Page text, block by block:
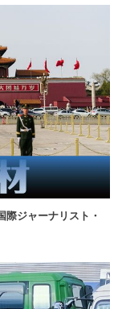
ジャーナリスト・